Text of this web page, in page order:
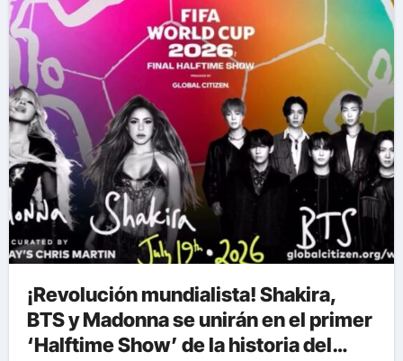
¡Revolución mundialista! Shakira,
BTS y Madonna se unirán en el primer
‘Halftime Show’ de la historia del